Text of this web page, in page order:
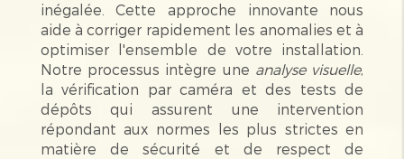
inégalée. Cette approche innovante nous
aide à corriger rapidement les anomalies et à
optimiser l'ensemble de votre installation.
Notre processus intègre une analyse visuelle,
la vérification par caméra et des tests de
dépôts qui assurent une intervention
répondant aux normes les plus strictes en
matière de sécurité et de respect de